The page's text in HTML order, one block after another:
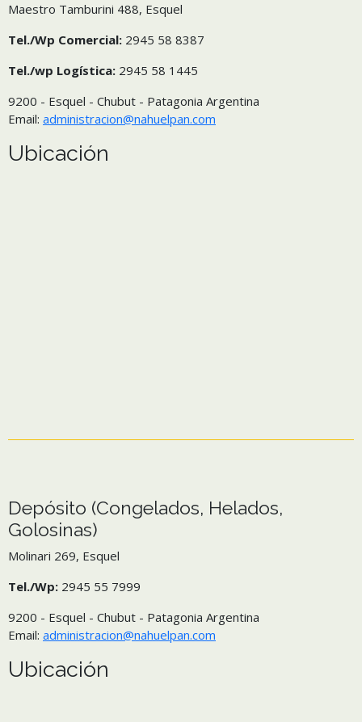
Maestro Tamburini 488, Esquel
Tel./Wp Comercial: 2945 58 8387
Tel./wp Logística: 2945 58 1445
9200 - Esquel - Chubut - Patagonia Argentina
Email: administracion@nahuelpan.com
Ubicación
Depósito (Congelados, Helados,
Golosinas)
Molinari 269, Esquel
Tel./Wp: 2945 55 7999
9200 - Esquel - Chubut - Patagonia Argentina
Email: administracion@nahuelpan.com
Ubicación